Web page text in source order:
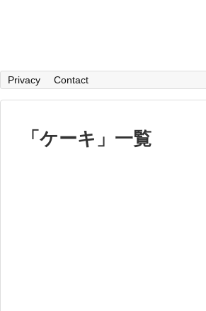
Privacy Contact
「 ケーキ 」 一覧